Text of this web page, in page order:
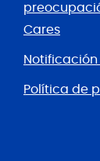
Cares
Política de